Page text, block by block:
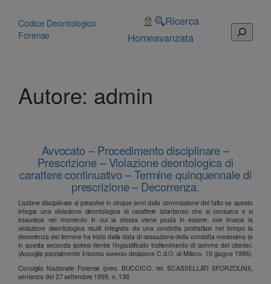
contenuto
Codice Deontologico
Forense
Home
Ricerca
avanzata
Cerca
Autore: admin
Avvocato – Procedimento disciplinare –
Prescrizione – Violazione deontologica di
carattere continuativo – Termine quinquennale di
prescrizione – Decorrenza.
L’azione disciplinare si prescrive in cinque anni dalla commissione del fatto se questo
integra una violazione deontologica di carattere istantaneo che si consuma e si
esaurisce nel momento in cui la stessa viene posta in essere; ove invece la
violazione deontologica risulti integrata da una condotta protrattasi nel tempo la
decorrenza del termine ha inizio dalla data di cessazione della condotta medesima (e
in questa seconda ipotesi rientra l’ingiustificato trattenimento di somme del cliente).
(Accoglie parzialmente il ricorso avverso decisione C.d.O. di Milano, 10 giugno 1996).
Consiglio Nazionale Forense (pres. BUCCICO, rel. SCASSELLATI SFORZOLINI),
sentenza del 27 settembre 1999, n. 136